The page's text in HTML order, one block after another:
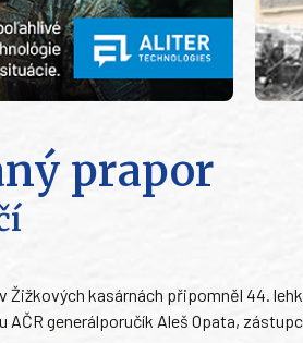
prapor
kasárnách připomněl 44.
generálporučík Aleš Opata,